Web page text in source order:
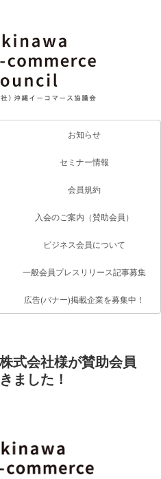
お知らせ
セミナー情報
会員規約
入会のご案内（賛助会員）
ビジネス会員について
一般会員プレスリリース記事募集
広告(バナー)掲載企業を募集中！
式会社様が賛助会員
ました！